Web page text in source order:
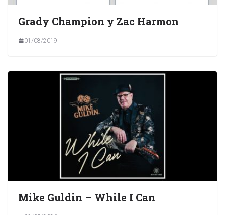
Grady Champion y Zac Harmon
01/08/2019
Mike Guldin – While I Can